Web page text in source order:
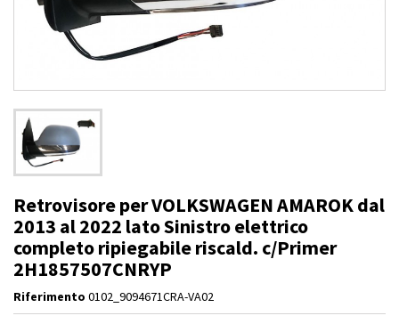
Retrovisore per VOLKSWAGEN AMAROK dal
2013 al 2022 lato Sinistro elettrico
completo ripiegabile riscald. c/Primer
2H1857507CNRYP
Riferimento 0102_9094671CRA-VA02